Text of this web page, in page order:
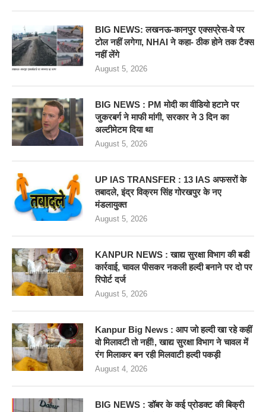
BIG NEWS: लखनऊ-कानपुर एक्सप्रेस-वे पर
टोल नहीं लगेगा, NHAI ने कहा- ठीक होने तक टैक्स
नहीं लेंगे
August 5, 2026
BIG NEWS : PM मोदी का वीडियो हटाने पर
जुकरबर्ग ने माफी मांगी, सरकार ने 3 दिन का
अल्टीमेटम दिया था
August 5, 2026
UP IAS TRANSFER : 13 IAS अफसरों के
तबादले, इंद्र विक्रम सिंह गोरखपुर के नए
मंडलायुक्त
August 5, 2026
KANPUR NEWS : खाद्य सुरक्षा विभाग की बडी
कार्रवाई, चावल पीसकर नकली हल्दी बनाने पर दो पर
रिपोर्ट दर्ज
August 5, 2026
Kanpur Big News : आप जो हल्दी खा रहे कहीं
वो मिलावटी तो नहीं!, खाद्य सुरक्षा विभाग ने चावल में
रंग मिलाकर बन रही मिलवाटी हल्दी पकड़ी
August 4, 2026
BIG NEWS : डॉबर के कई प्रोडक्ट की बिक्री